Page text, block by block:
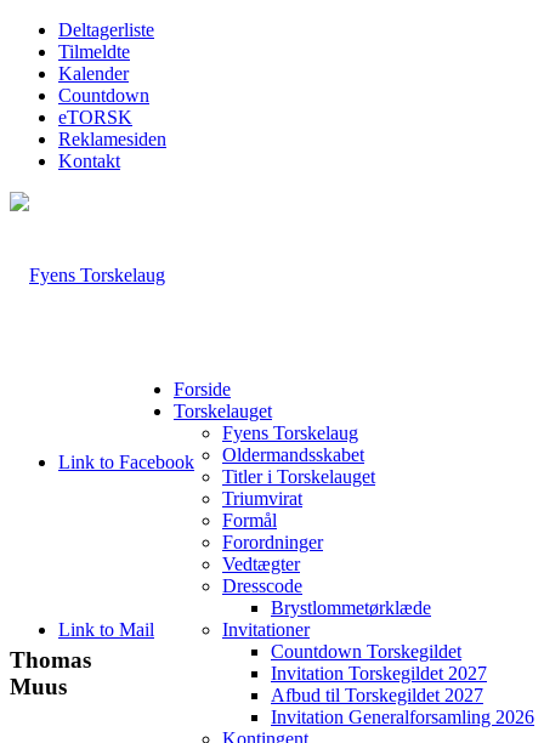
Deltagerliste
Tilmeldte
Kalender
Countdown
eTORSK
Reklamesiden
Kontakt
Link to Facebook
Link to Mail
Forside
Torskelauget
Fyens Torskelaug
Oldermandsskabet
Titler i Torskelauget
Triumvirat
Formål
Forordninger
Vedtægter
Dresscode
Brystlommetørklæde
Invitationer
Countdown Torskegildet
Invitation Torskegildet 2027
Afbud til Torskegildet 2027
Invitation Generalforsamling 2026
Kontingent
Thomas
Muus